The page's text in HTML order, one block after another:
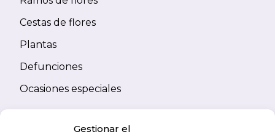
Gestionar el
Cestas de flores
Plantas
Defunciones
Ocasiones especiales